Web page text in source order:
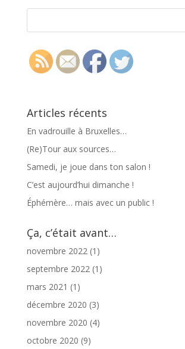
Articles récents
En vadrouille à Bruxelles…
(Re)Tour aux sources…
Samedi, je joue dans ton salon !
C’est aujourd’hui dimanche !
Éphémère… mais avec un public !
Ça, c’était avant…
novembre 2022(1)
septembre 2022(1)
mars 2021 (1)
décembre 2020 (3)
novembre 2020 (4)
octobre 2020 (9)